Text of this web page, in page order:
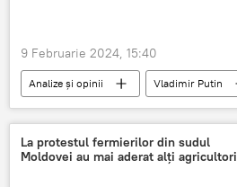
9 Februarie 2024, 15:40
Analize și opinii Vladimir Putin
La protestul fermierilor din sudul
Moldovei au mai aderat alți agricultori